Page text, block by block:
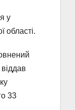
у
області.
33